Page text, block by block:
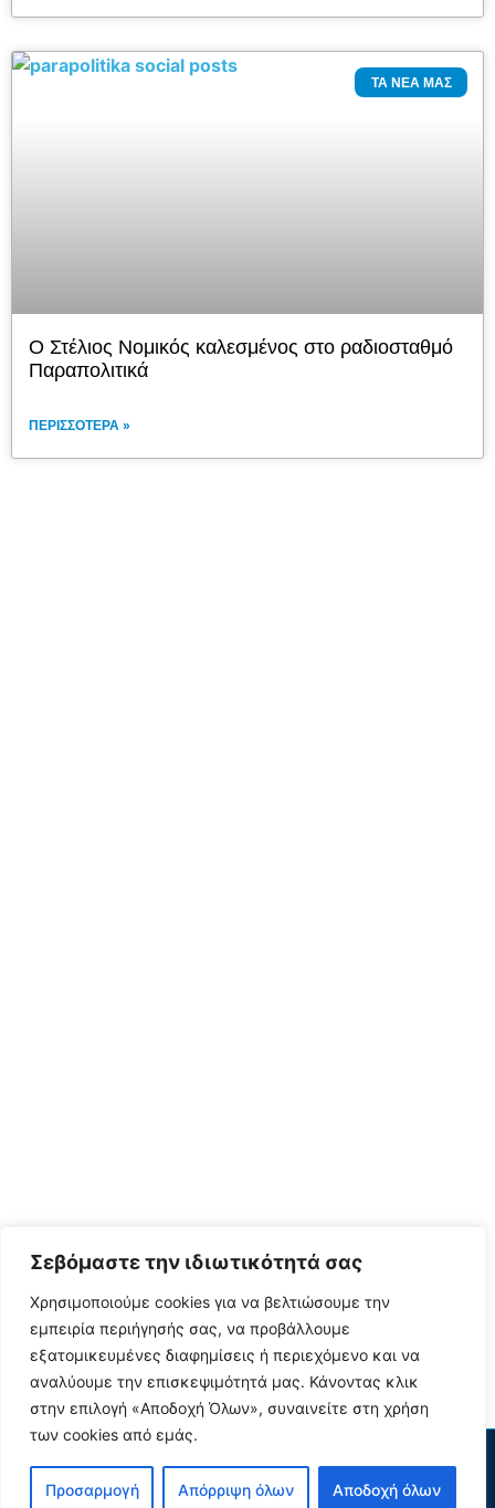
Σεβόμαστε την ιδιωτικότητά σας
Χρησιμοποιούμε cookies για να βελτιώσουμε την
εμπειρία περιήγησής σας, να προβάλλουμε
εξατομικευμένες διαφημίσεις ή περιεχόμενο και να
αναλύουμε την επισκεψιμότητά μας. Κάνοντας κλικ
στην επιλογή «Αποδοχή Όλων», συναινείτε στη χρήση
των cookies από εμάς.
Προσαρμογή Απόρριψη όλων Αποδοχή όλων
ΤΑ ΝΈΑ ΜΑΣ
Ο Στέλιος Νομικός καλεσμένος στο ραδιοσταθμό
Παραπολιτικά
ΠΕΡΙΣΣΌΤΕΡΑ »